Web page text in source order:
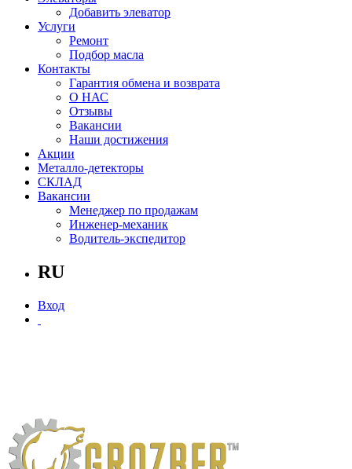
Добавить элеватор
Услуги
Ремонт
Подбор масла
Контакты
Гарантия обмена и возврата
О НАС
Отзывы
Вакансии
Наши достижения
Акции
Металло-детекторы
СКЛАД
Вакансии
Менеджер по продажам
Инженер-механик
Водитель-экспедитор
RU
Вход